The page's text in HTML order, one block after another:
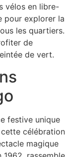
vélos en libre-
pour explorer la
les quartiers.
de
de vert.
festive unique
célébration
magique